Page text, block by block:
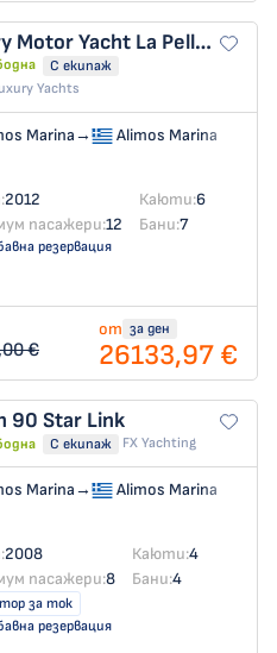
Motor Yacht La Pellegrina 1
С екипаж
Yachts
Marina→ Alimos Marina
2012 Каюти:6
пасажери:12 Бани:7
резервация
€
от за ден
26133,97 €
90 Star Link
С екипаж FX Yachting
Marina→ Alimos Marina
2008 Каюти:4
пасажери:8 Бани:4
за ток
резервация